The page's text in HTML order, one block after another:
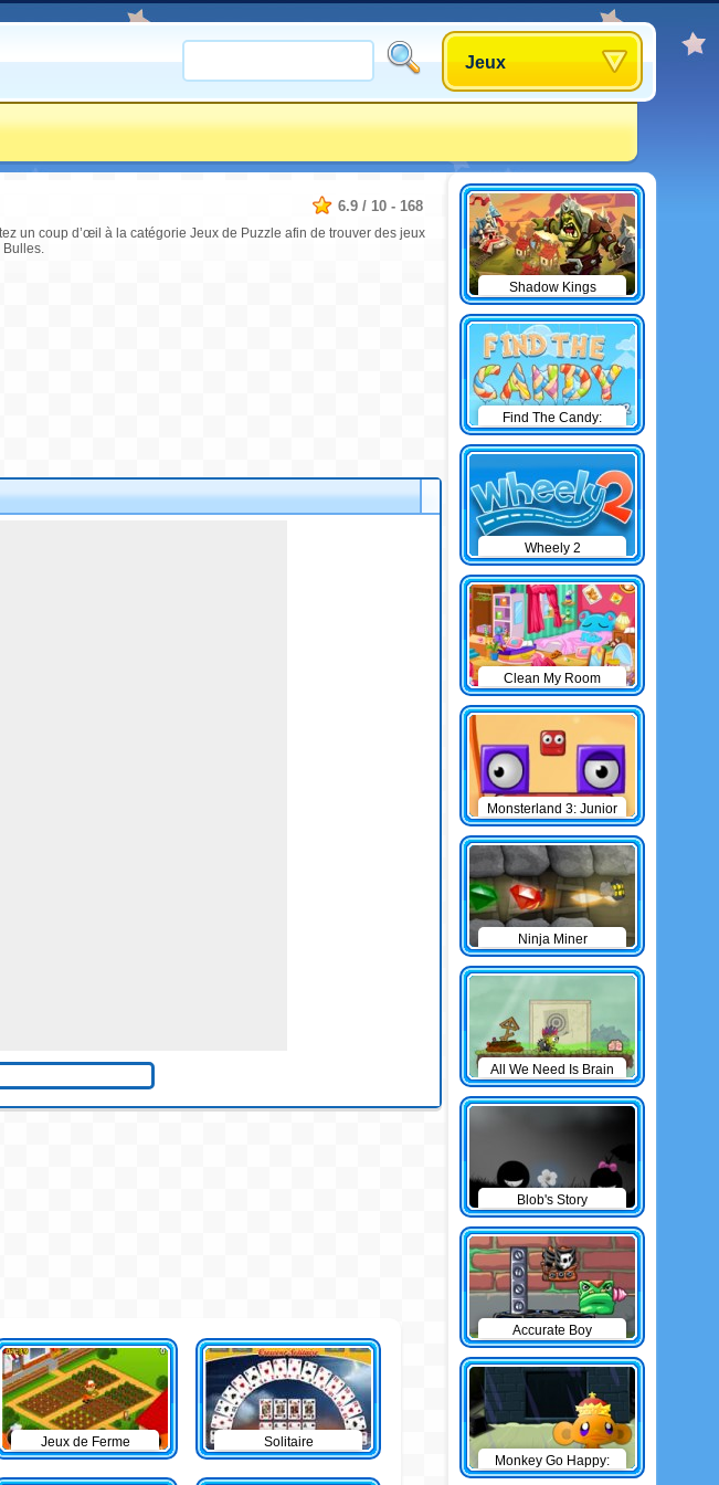
Jeux
6.9 / 10 - 168
un coup d’œil à la catégorie Jeux de Puzzle afin de trouver des jeux
Bulles.
Jeux de Ferme Solitaire
Shadow Kings
Find The Candy:
Winter
Wheely 2
Clean My Room
Monsterland 3: Junior
Returns
Ninja Miner
All We Need Is Brain
Level Pack
Blob's Story
Accurate Boy
Monkey Go Happy:
The Castle